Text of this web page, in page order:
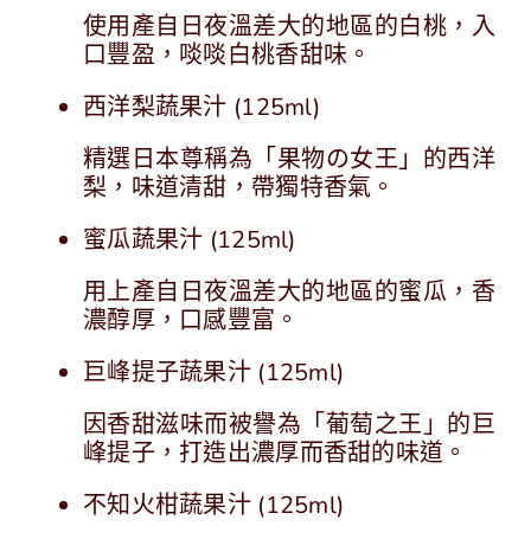
使用產自日夜溫差大的地區的白桃，入
口豐盈，啖啖白桃香甜味。
西洋梨蔬果汁 (125ml)
精選日本尊稱為「果物の女王」的西洋
梨，味道清甜，帶獨特香氣。
蜜瓜蔬果汁 (125ml)
用上產自日夜溫差大的地區的蜜瓜，香
濃醇厚，口感豐富。
巨峰提子蔬果汁 (125ml)
因香甜滋味而被譽為「葡萄之王」的巨
峰提子，打造出濃厚而香甜的味道。
不知火柑蔬果汁 (125ml)